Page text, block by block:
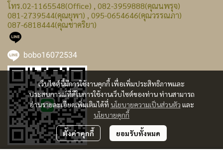
เว็บไซต์นี้มีการใช้งานคุกกี้ เพื่อเพิ่มประสิทธิภาพและ
ประสบการณ์ที่ดีในการใช้งานเว็บไซต์ของท่าน ท่านสามารถ
อ่านรายละเอียดเพิ่มเติมได้ที่ นโยบายความเป็นส่วนตัว และ
นโยบายคุกกี้
ตั้งค่าคุกกี้ ยอมรับทั้งหมด
โทร.02-1165548(Office) , 082-3959888(คุณนพรุจ)
081-2739544(คุณยุพา) , 095-0654646(คุณวรรณภา)
087-6818444(คุณชาคริยา)
bobo16072534